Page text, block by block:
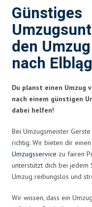
Günstiges
den
nach Elbląg
Du planst einen Umzug
nach einem günstigen
dabei helfen!
Bei Umzugsmeister
richtig. Wir bieten dir
Umzugsservice zu fairen
unterstützt dich bei jedem
Umzug reibungslos und
Wir wissen, dass ein